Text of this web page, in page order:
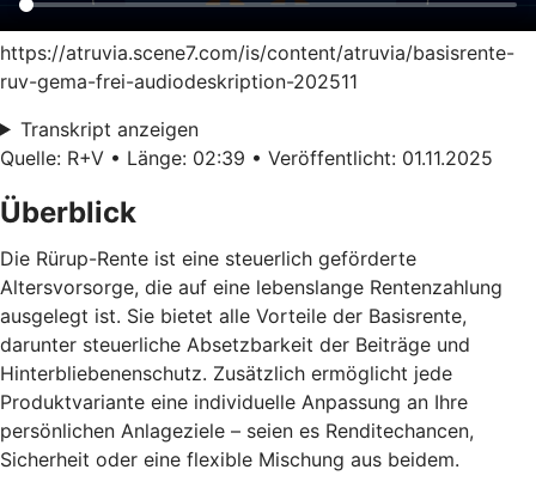
https://atruvia.scene7.com/is/content/atruvia/basisrente-
ruv-gema-frei-audiodeskription-202511
Transkript anzeigen
Quelle: R+V • Länge: 02:39 • Veröffentlicht: 01.11.2025
Überblick
Die Rürup-Rente ist eine steuerlich geförderte
Altersvorsorge, die auf eine lebenslange Rentenzahlung
ausgelegt ist. Sie bietet alle Vorteile der Basisrente,
darunter steuerliche Absetzbarkeit der Beiträge und
Hinterbliebenenschutz. Zusätzlich ermöglicht jede
Produktvariante eine individuelle Anpassung an Ihre
persönlichen Anlageziele – seien es Renditechancen,
Sicherheit oder eine flexible Mischung aus beidem.